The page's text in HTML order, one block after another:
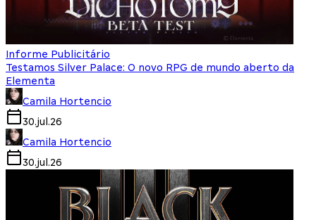
Informe Publicitário
Testamos Silver Palace: O novo RPG de mundo aberto da
Elementa
Camila Hortencio
30.jul.26
Camila Hortencio
30.jul.26